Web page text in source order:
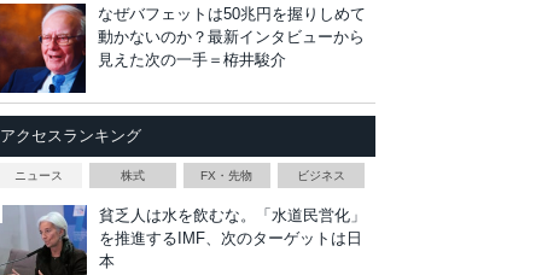
なぜバフェットは50兆円を握りしめて
動かないのか？最新インタビューから
見えた次の一手＝栫井駿介
アクセスランキング
ニュース 株式 FX・先物 ビジネス
貧乏人は水を飲むな。「水道民営化」
を推進するIMF、次のターゲットは日
本